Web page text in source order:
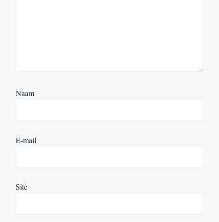
Naam
E-mail
Site